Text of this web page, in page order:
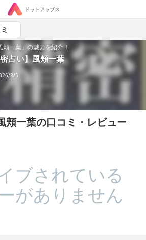
ドットアップス
一葉」の魅力を紹介！
占い】風頬一葉
8/5
頬一葉の口コミ・レビュー
ブされている
がありません